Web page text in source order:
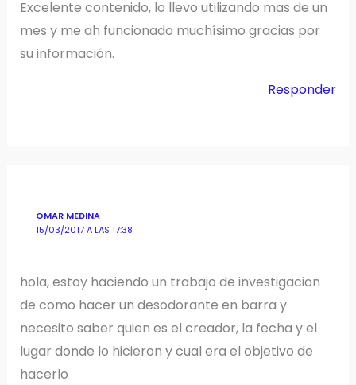
Excelente contenido, lo llevo utilizando mas de un
mes y me ah funcionado muchísimo gracias por
su información.
Responder
OMAR MEDINA
15/03/2017 A LAS 17:38
hola, estoy haciendo un trabajo de investigacion
de como hacer un desodorante en barra y
necesito saber quien es el creador, la fecha y el
lugar donde lo hicieron y cual era el objetivo de
hacerlo